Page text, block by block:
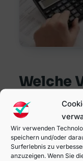
Wir verwenden
speichern und/oder
Surferlebnis zu
anzuzeigen. Wenn Sie
Welche
müssen
2025
Auch nach dem
werden Banken